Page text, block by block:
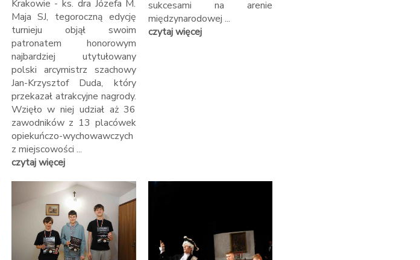
Krakowie - ks. dra Józefa M.
Maja SJ, tegoroczną edycję
turnieju objął swoim
patronatem honorowym
najbardziej utytułowany
polski arcymistrz szachowy
Jan-Krzysztof Duda, który
przekazał atrakcyjne nagrody.
Wzięło w niej udział aż 36
zawodników z 13 placówek
opiekuńczo-wychowawczych
z miejscowości ...
czytaj więcej
sukcesami na arenie
międzynarodowej ...
czytaj więcej